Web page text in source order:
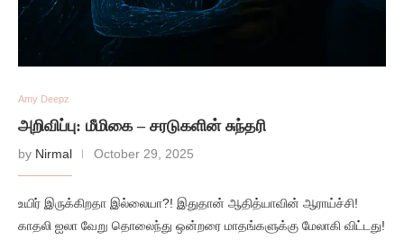
Amy Deepz
அறிவிப்பு: மீமிகை – சரடுகளின் சுந்தரி
by Nirmal October 29, 2025
உயிர் இருக்கிறதா இல்லையா?! இதுதான் ஆதித்யாவின் ஆராய்ச்சி!
காதலி ஐலா வேறு தொலைந்து ஒன்றரை மாதங்களுக்கு மேலாகி விட்டது!